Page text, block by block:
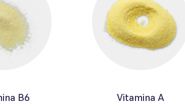
B6 Vitamina A